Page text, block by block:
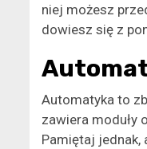
niej możesz
dowiesz się z
Automatyka to
zawiera moduły
Pamiętaj jednak,